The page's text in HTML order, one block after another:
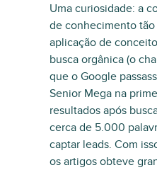
Uma curiosidade: a
de conhecimento tão
aplicação de
busca orgânica (o
que o Google
Senior Mega na
resultados após
cerca de 5.000
captar leads. Com
os artigos obteve